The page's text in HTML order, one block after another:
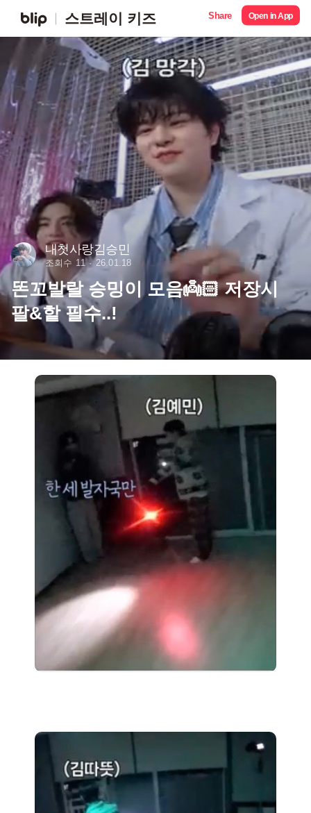
스트레이 키즈 Share Open in App
내첫사랑김승민
조회수 11 26.01.18
똔꼬발랄 승밍이 모음👼🏻 저장시
팔&핱 필수..!